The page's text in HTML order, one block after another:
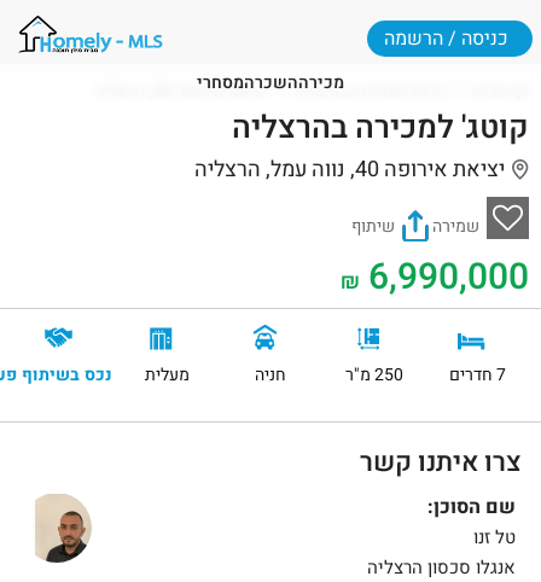
מכירההשכרהמסחרי
כניסה / הרשמה
דירות למכירה בהרצליה יציאת אירופה 40, הרצליה
קוטג' למכירה בהרצליה
יציאת אירופה 40, נווה עמל, הרצליה
שמירה שיתוף
6,990,000
₪
7 חדרים 250 מ"ר חניה מעלית נכס בשיתוף
צרו איתנו קשר
שם הסוכן:
טל זנו
אנגלו סכסון הרצליה